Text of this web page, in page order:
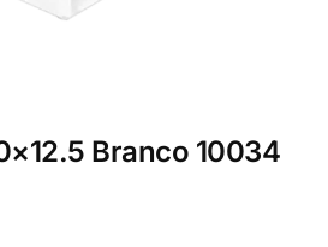
Branco 10034